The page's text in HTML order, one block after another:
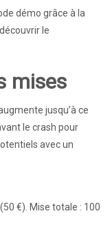
démo grâce à la
le
mises
jusqu’à ce
le crash pour
avec un
€). Mise totale : 100